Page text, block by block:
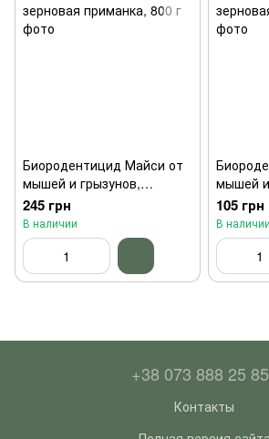
Биородентицид Майси от
мышей и грызунов,
зерновая приманка, 800 г
245 грн
В наличии
мышей
105 грн
В наличии
+38 073 888 25 85
Контакты